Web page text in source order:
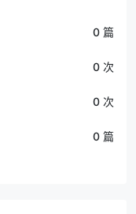
0 篇
0 次
0 次
0 篇